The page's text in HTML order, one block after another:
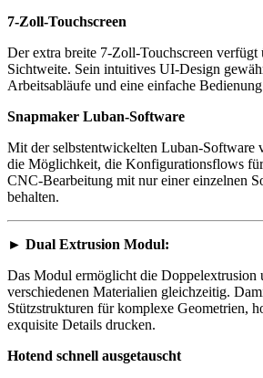
7-Zoll-Touchscreen
Der extra breite 7-Zoll-Touchscreen verfügt
Sichtweite. Sein intuitives UI-Design
Arbeitsabläufe und eine einfache
Snapmaker Luban-Software
Mit der selbstentwickelten Luban-Software
die Möglichkeit, die Konfigurationsflows
CNC-Bearbeitung mit nur einer einzelnen
behalten.
► Dual Extrusion Modul:
Das Modul ermöglicht die Doppelextrusion
verschiedenen Materialien gleichzeitig.
Stützstrukturen für komplexe Geometrien,
exquisite Details drucken.
Hotend schnell ausgetauscht